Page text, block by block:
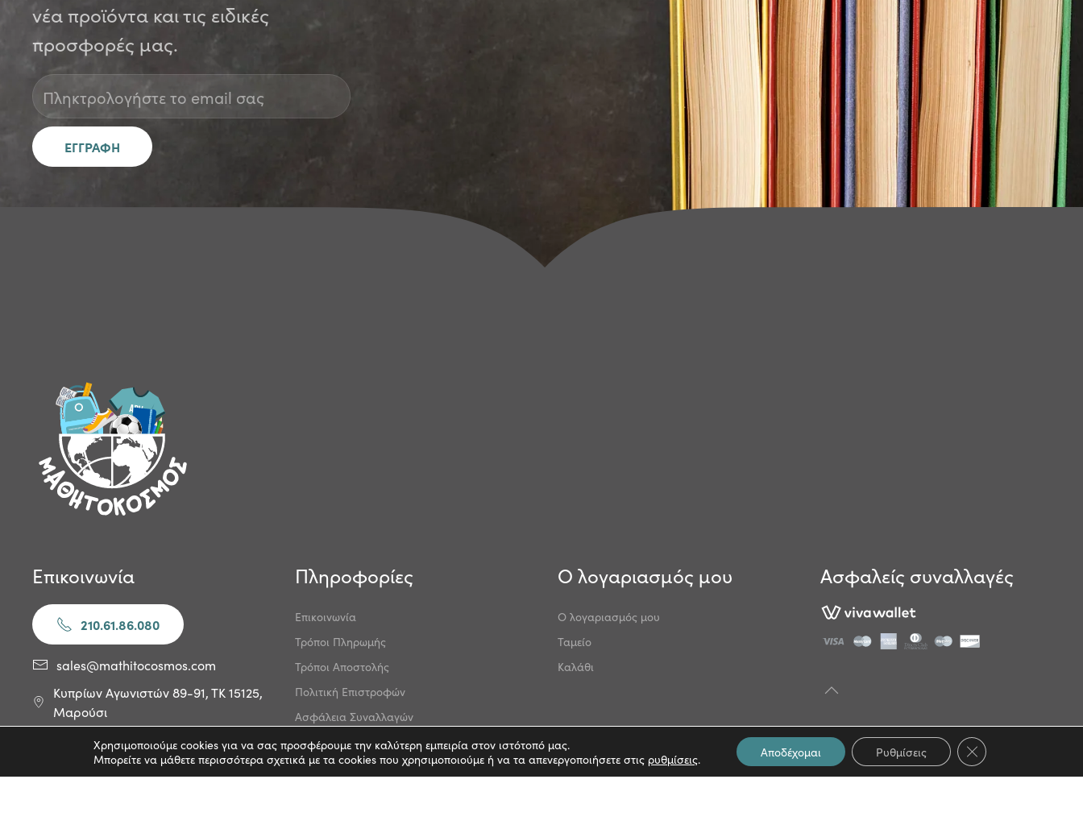
νέα προϊόντα και τις ειδικές
προσφορές μας.
Επικοινωνία
210.61.86.080
sales@mathitocosmos.com
Κυπρίων Αγωνιστών 89-91, ΤΚ 15125,
Μαρούσι
Πληροφορίες
Επικοινωνία
Τρόποι Πληρωμής
Τρόποι Αποστολής
Πολιτική Επιστροφών
Ασφάλεια Συναλλαγών
Κώδικας Δεοντολογίας
Ο λογαριασμός μου
Ο λογαριασμός μου
Ταμείο
Καλάθι
Ασφαλείς συναλλαγές
Χρησιμοποιούμε cookies για να σας προσφέρουμε την καλύτερη εμπειρία στον ιστότοπό μας.
Μπορείτε να μάθετε περισσότερα σχετικά με τα cookies που χρησιμοποιούμε ή να τα απενεργοποιήσετε στιςρυθμίσεις. Αποδέχομαι Ρυθμίσεις Κλείσιμο του Cookie